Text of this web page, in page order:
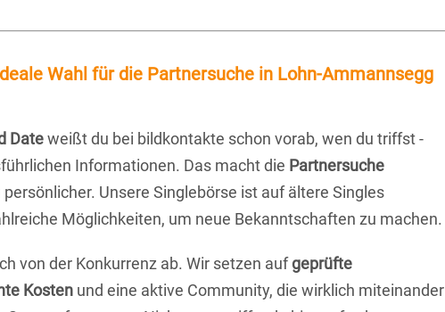
Wahl für die Partnersuche in Lohn-Ammannsegg
Dateweißt du bei bildkontakte schon vorab, wen du triffst -
Informationen. Das macht die Partnersuche
Unsere Singlebörse ist auf ältere Singles
Möglichkeiten, um neue Bekanntschaften zu machen.
von der Konkurrenz ab. Wir setzen aufgeprüfte
Kosten und eine aktive Community, die wirklich miteinander